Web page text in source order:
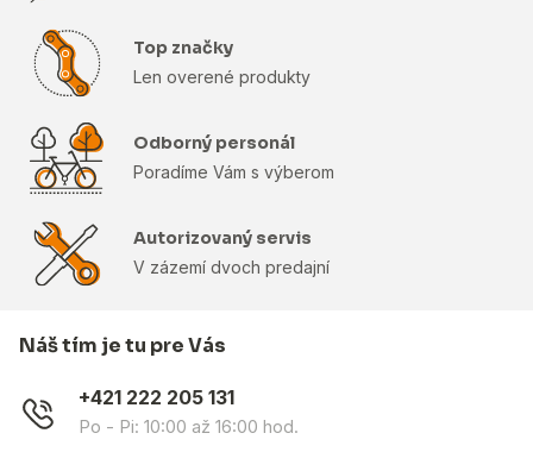
Top značky
Len overené produkty
Odborný personál
Poradíme Vám s výberom
Autorizovaný servis
V zázemí dvoch predajní
Náš tím je tu pre Vás
+421 222 205 131
Po - Pi: 10:00 až 16:00 hod.